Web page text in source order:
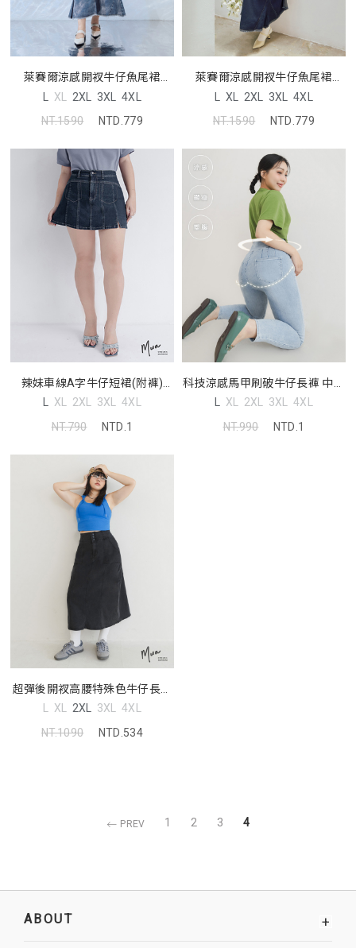
萊賽爾涼感開衩牛仔魚尾裙
MORE U 中大尺碼裙子
L XL 2XL 3XL 4XL
NT.1590
NTD.779
萊賽爾涼感開衩牛仔魚尾裙
MORE U 中大尺碼裙子
L XL 2XL 3XL 4XL
NT.1590
NTD.779
辣妹車線A字牛仔短裙(附褲)
MUA! 中大尺碼裙子
L XL 2XL 3XL 4XL
NT.790
NTD.1
科技涼感馬甲刷破牛仔長褲 中大
尺碼褲子
L XL 2XL 3XL 4XL
NT.990
NTD.1
超彈後開衩高腰特殊色牛仔長裙
MUA! 中大尺碼裙子
L XL 2XL 3XL 4XL
NT.1090
NTD.534
PREV 1 2 3 4
ABOUT +